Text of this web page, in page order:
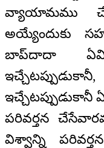
వ్యాయామము
అయ్యేందుకు
బాప్‌దాదా
పరివర్తన
విశ్వాన్ని